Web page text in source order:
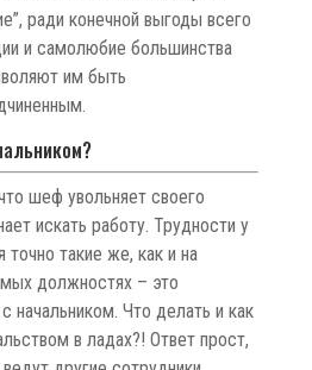
ради конечной выгоды всего
и самолюбие большинства
им быть
шеф увольняет своего
искать работу. Трудности у
точно такие же, как и на
должностях – это
начальником. Что делать и как
в ладах?! Ответ прост,